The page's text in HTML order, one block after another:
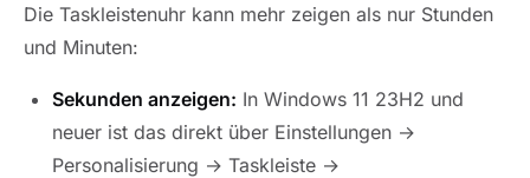
Die Taskleistenuhr kann mehr zeigen als nur Stunden
und Minuten:
Sekunden anzeigen: In Windows 11 23H2 und
neuer ist das direkt über Einstellungen →
Personalisierung → Taskleiste →